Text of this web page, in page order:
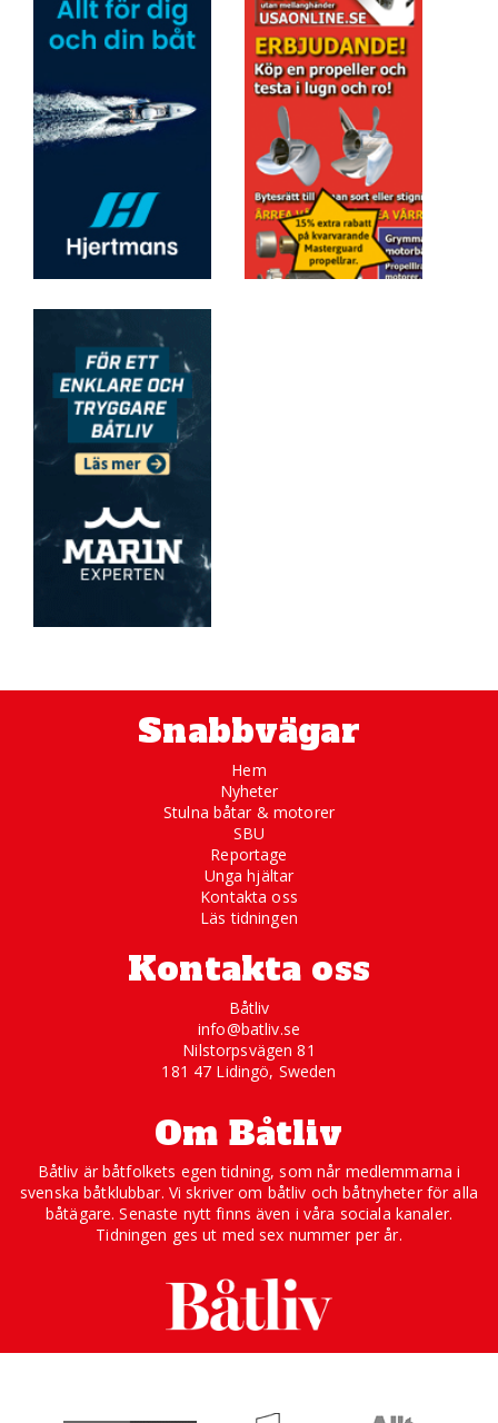
Snabbvägar
Hem
Nyheter
Stulna båtar & motorer
SBU
Reportage
Unga hjältar
Kontakta oss
Läs tidningen
Kontakta oss
Båtliv
info@batliv.se
Nilstorpsvägen 81
181 47 Lidingö, Sweden
Om Båtliv
Båtliv är båtfolkets egen tidning, som når medlemmarna i
svenska båtklubbar. Vi skriver om båtliv och båtnyheter för alla
båtägare. Senaste nytt finns även i våra sociala kanaler.
Tidningen ges ut med sex nummer per år.